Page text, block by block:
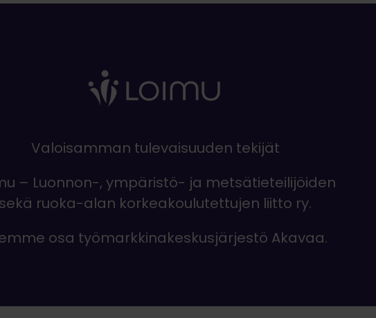
Valoisamman tulevaisuuden tekijät
– Luonnon-, ympäristö- ja metsätieteilijöiden
sekä ruoka-alan korkeakoulutettujen liitto ry.
osa työmarkkinakeskusjärjestö Akavaa.